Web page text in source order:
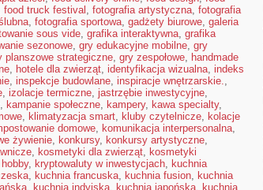
food truck festival , fotografia artystyczna, fotografia
, fotografia sportowa, gadżety biurowe, galeria
sous vide, grafika interaktywna, grafika
sezonowe, gry edukacyjne mobilne, gry
planszowe strategiczne, gry zespołowe, handmade
, hotele dla zwierząt, identyfikacja wizualna, indeks
, inspekcje budowlane, inspiracje wnętrzarskie.,
, izolacje termiczne, jastrzębie inwestycyjne,
, kampanie społeczne, kampery, kawa specialty,
, klimatyzacja smart, kluby czytelnicze, kolacje
domowe, komunikacja interpersonalna,
żywienie, konkursy, konkursy artystyczne,
, kosmetyki dla zwierząt, kosmetyki
, kryptowaluty w inwestycjach, kuchnia
, kuchnia francuska, kuchnia fusion, kuchnia
, kuchnia indyjska, kuchnia japońska, kuchnia